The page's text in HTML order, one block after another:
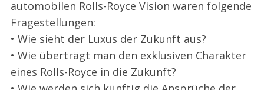
automobilen Rolls-Royce Vision waren folgende
Fragestellungen:
• Wie sieht der Luxus der Zukunft aus?
• Wie überträgt man den exklusiven Charakter
eines Rolls-Royce in die Zukunft?